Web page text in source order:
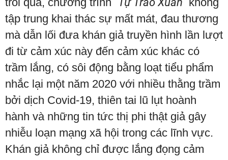
tập trung khai thác sự mất mát, đau thương
mà dẫn lối đưa khán giả truyền hình lần lượt
đi từ cảm xúc này đến cảm xúc khác có
trầm lắng, có sôi động bằng loạt tiểu phẩm
nhắc lại một năm 2020 với nhiều thằng trầm
bởi dịch Covid-19, thiên tai lũ lụt hoành
hành và những tin tức thị phi thật giả gây
nhiễu loạn mạng xã hội trong các lĩnh vực.
Khán giả không chỉ được lắng đọng cảm